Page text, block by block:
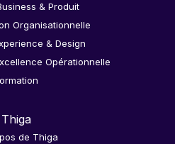
& Produit
Organisationnelle
& Design
Opérationnelle
Thiga
de Thiga